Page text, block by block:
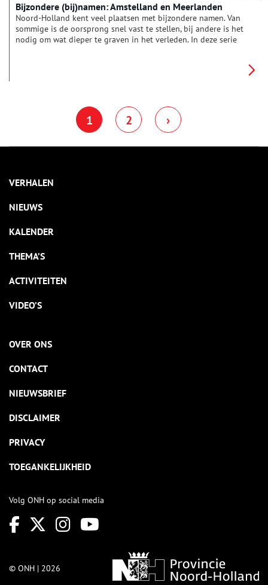
Bijzondere (bij)namen: Amstelland en Meerlanden
Noord-Holland kent veel plaatsen met bijzondere namen. Van
sommige is de oorsprong snel vast te stellen, bij andere is het
nodig om wat dieper te graven in het verleden. In deze serie
1 2 ›
VERHALEN
NIEUWS
KALENDER
THEMA’S
ACTIVITEITEN
VIDEO’S
OVER ONS
CONTACT
NIEUWSBRIEF
DISCLAIMER
PRIVACY
TOEGANKELIJKHEID
Volg ONH op social media
© ONH | 2026